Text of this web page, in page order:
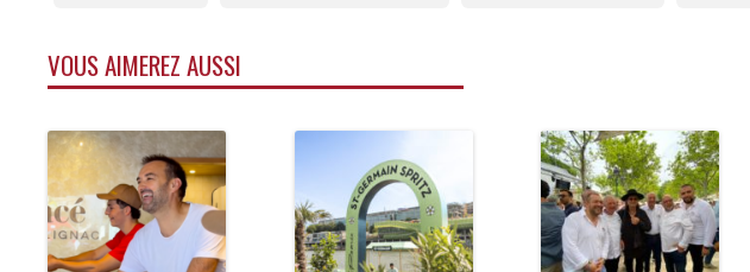
VOUS AIMEREZ AUSSI